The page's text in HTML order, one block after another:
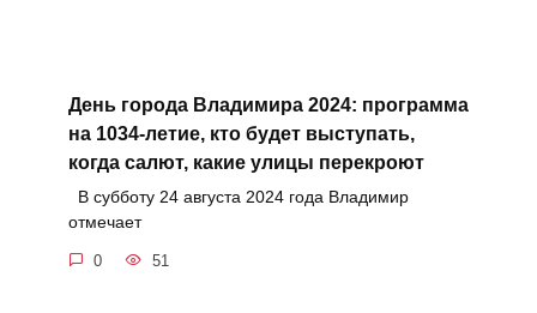
День города Владимира 2024: программа
на 1034-летие, кто будет выступать,
когда салют, какие улицы перекроют
В субботу 24 августа 2024 года Владимир
отмечает
0 51